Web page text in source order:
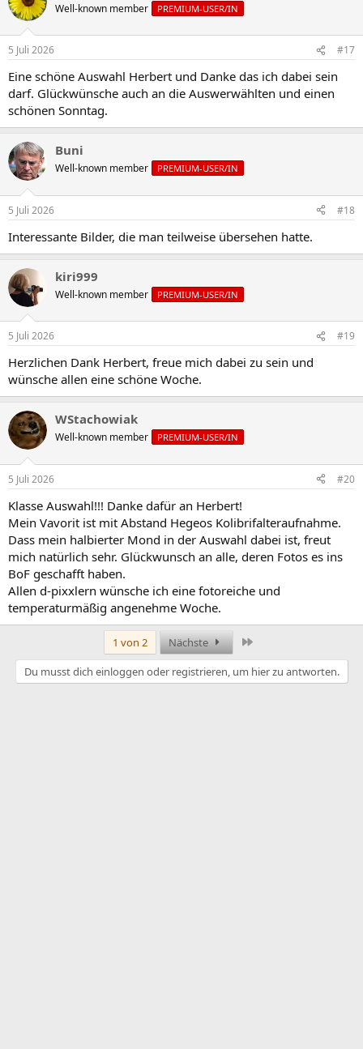
Well-known member PREMIUM-USER/IN
5 Juli 2026 #17
Eine schöne Auswahl Herbert und Danke das ich dabei sein
darf. Glückwünsche auch an die Auswerwählten und einen
schönen Sonntag.
Buni
Well-known member PREMIUM-USER/IN
5 Juli 2026 #18
Interessante Bilder, die man teilweise übersehen hatte.
kiri999
Well-known member PREMIUM-USER/IN
5 Juli 2026 #19
Herzlichen Dank Herbert, freue mich dabei zu sein und
wünsche allen eine schöne Woche.
WStachowiak
Well-known member PREMIUM-USER/IN
5 Juli 2026 #20
Klasse Auswahl!!! Danke dafür an Herbert!
Mein Vavorit ist mit Abstand Hegeos Kolibrifalteraufnahme.
Dass mein halbierter Mond in der Auswahl dabei ist, freut
mich natürlich sehr. Glückwunsch an alle, deren Fotos es ins
BoF geschafft haben.
Allen d-pixxlern wünsche ich eine fotoreiche und
temperaturmäßig angenehme Woche.
1 von 2 Nächste
Du musst dich einloggen oder registrieren, um hier zu antworten.